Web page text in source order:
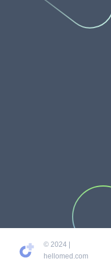
© 2024 |
hellomed.com